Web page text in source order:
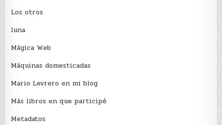
Los otros
luna
Mágica Web
Máquinas domesticadas
Mario Levrero en mi blog
Más libros en que participé
Metadatos